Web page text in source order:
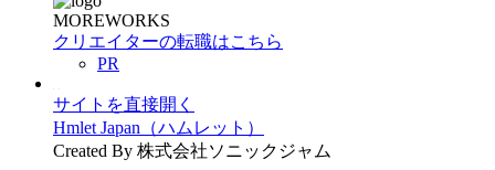
MOREWORKS
クリエイターの転職はこちら
PR
サイトを直接開く
Hmlet Japan（ハムレット）
Created By 株式会社ソニックジャム